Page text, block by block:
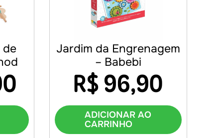
de
Jardim da Engrenagem
– Babebi
R$96,90
ADICIONAR AO
CARRINHO